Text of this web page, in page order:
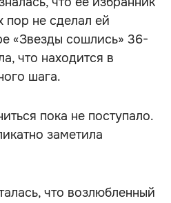
пор не сделал ей
«Звезды сошлись» 36-
что находится в
шага.
пока не поступало.
заметила
что возлюбленный